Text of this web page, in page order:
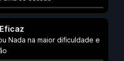
Nada na maior dificuldade e